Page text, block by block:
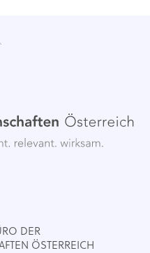
DER
ÖSTERREICH